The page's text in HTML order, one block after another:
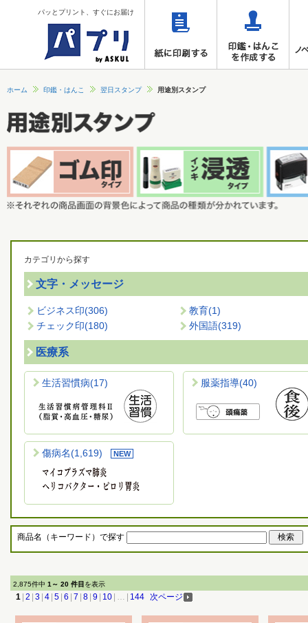
パッとプリント、すぐにお届け
ホーム 印鑑・はんこ 翌日スタンプ 用途別スタンプ
カテゴリから探す
文字・メッセージ
ビジネス印(306) 教育(1)
チェック印(180) 外国語(319)
医療系
生活習慣病(17) 服薬指導(40)
傷病名(1,619)
商品名（キーワード）で探す
2,875件中 1～ 20 件目 を表示
1 2 3 4 5 6 7 8 9 10 … 144 次ページ